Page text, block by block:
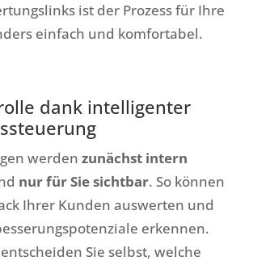
ist der Prozess für Ihre
einfach und komfortabel.
dank intelligenter
werden zunächst intern
nur für Sie sichtbar. So können
Ihrer Kunden auswerten und
erkennen.
Sie selbst, welche